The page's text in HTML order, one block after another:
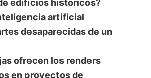
edificios históricos?
artificial
desaparecidas de un
ofrecen los renders
en proyectos de